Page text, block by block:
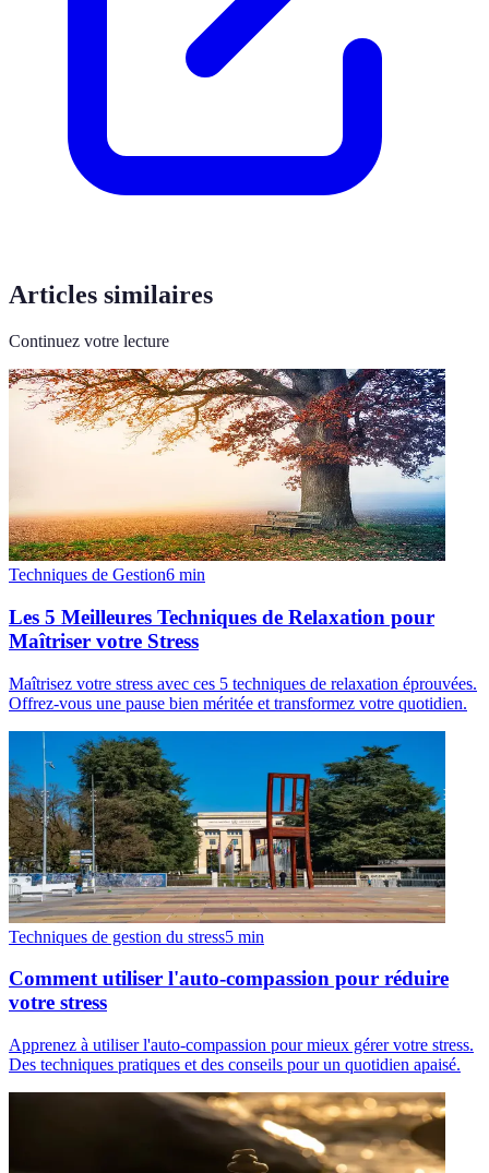
Articles similaires
Continuez votre lecture
Techniques de Gestion6 min
Les 5 Meilleures Techniques de Relaxation pour
Maîtriser votre Stress
Maîtrisez votre stress avec ces 5 techniques de relaxation éprouvées.
Offrez-vous une pause bien méritée et transformez votre quotidien.
Techniques de gestion du stress5 min
Comment utiliser l'auto-compassion pour réduire
votre stress
Apprenez à utiliser l'auto-compassion pour mieux gérer votre stress.
Des techniques pratiques et des conseils pour un quotidien apaisé.